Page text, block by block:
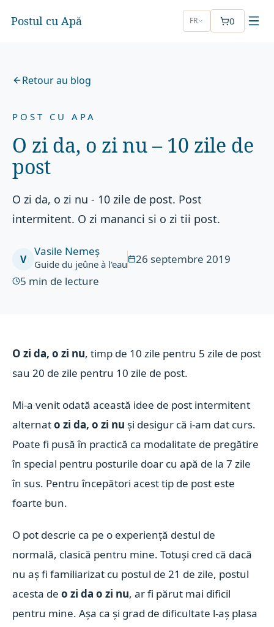
Postul cu Apă FR 0
Retour au blog
POST CU APA
O zi da, o zi nu – 10 zile de
post
O zi da, o zi nu - 10 zile de post. Post
intermitent. O zi mananci si o zi tii post.
V
Vasile Nemeș
Guide du jeûne à l'eau
26 septembre 2019
5 min de lecture
O zi da, o zi nu, timp de 10 zile pentru 5 zile de post
sau 20 de zile pentru 10 zile de post.
Mi-a venit odată această idee de post intermitent
alternato zi da, o zi nu și desigur că i-am dat curs.
Poate fi pusă în practică ca modalitate de pregătire
în special pentru posturile doar cu apă de la 7 zile
în sus. Pentru începători acest tip de post este
foarte bun.
O pot descrie ca pe o experiență destul de
normală, clasică pentru mine. Totuși cred că dacă
nu aș fi familiarizat cu postul de 21 de zile, postul
acesta deo zi da o zi nu, ar fi părut mai dificil
pentru mine. Așa ca și grad de dificultate l-aș plasa